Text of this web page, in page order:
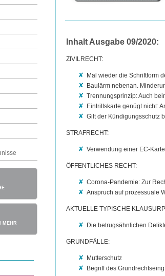
MEHR
Inhalt Ausgabe 09/2020:
ZIVILRECHT:
Mal wieder die Schriftform
Baulärm nebenan.
Trennungsprinzip: Auch
Eintrittskarte genügt nicht:
Gilt der Kündigungsschutz
STRAFRECHT:
Verwendung einer EC-
ÖFFENTLICHES RECHT:
Corona-Pandemie: Zur
Anspruch auf prozessuale
AKTUELLE TYPISCHE
Die betrugsähnlichen
GRUNDFÄLLE:
Mutterschutz
Begriff des